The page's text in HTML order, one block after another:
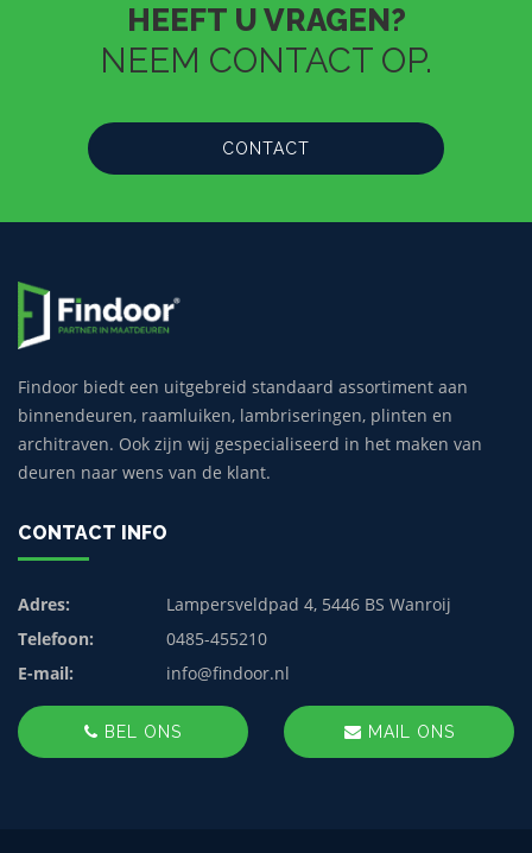
HEEFT U VRAGEN?
NEEM CONTACT OP.
CONTACT
Findoor biedt een uitgebreid standaard assortiment aan
binnendeuren, raamluiken, lambriseringen, plinten en
architraven. Ook zijn wij gespecialiseerd in het maken van
deuren naar wens van de klant.
CONTACT INFO
Adres:
Lampersveldpad 4, 5446 BS Wanroij
Telefoon:
0485-455210
E-mail:
info@findoor.nl
BEL ONS MAIL ONS